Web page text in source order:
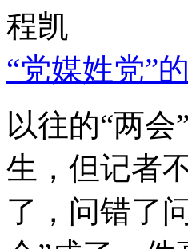
程凯
“党媒姓党”
以往的“两
生，但记者
了，问错了